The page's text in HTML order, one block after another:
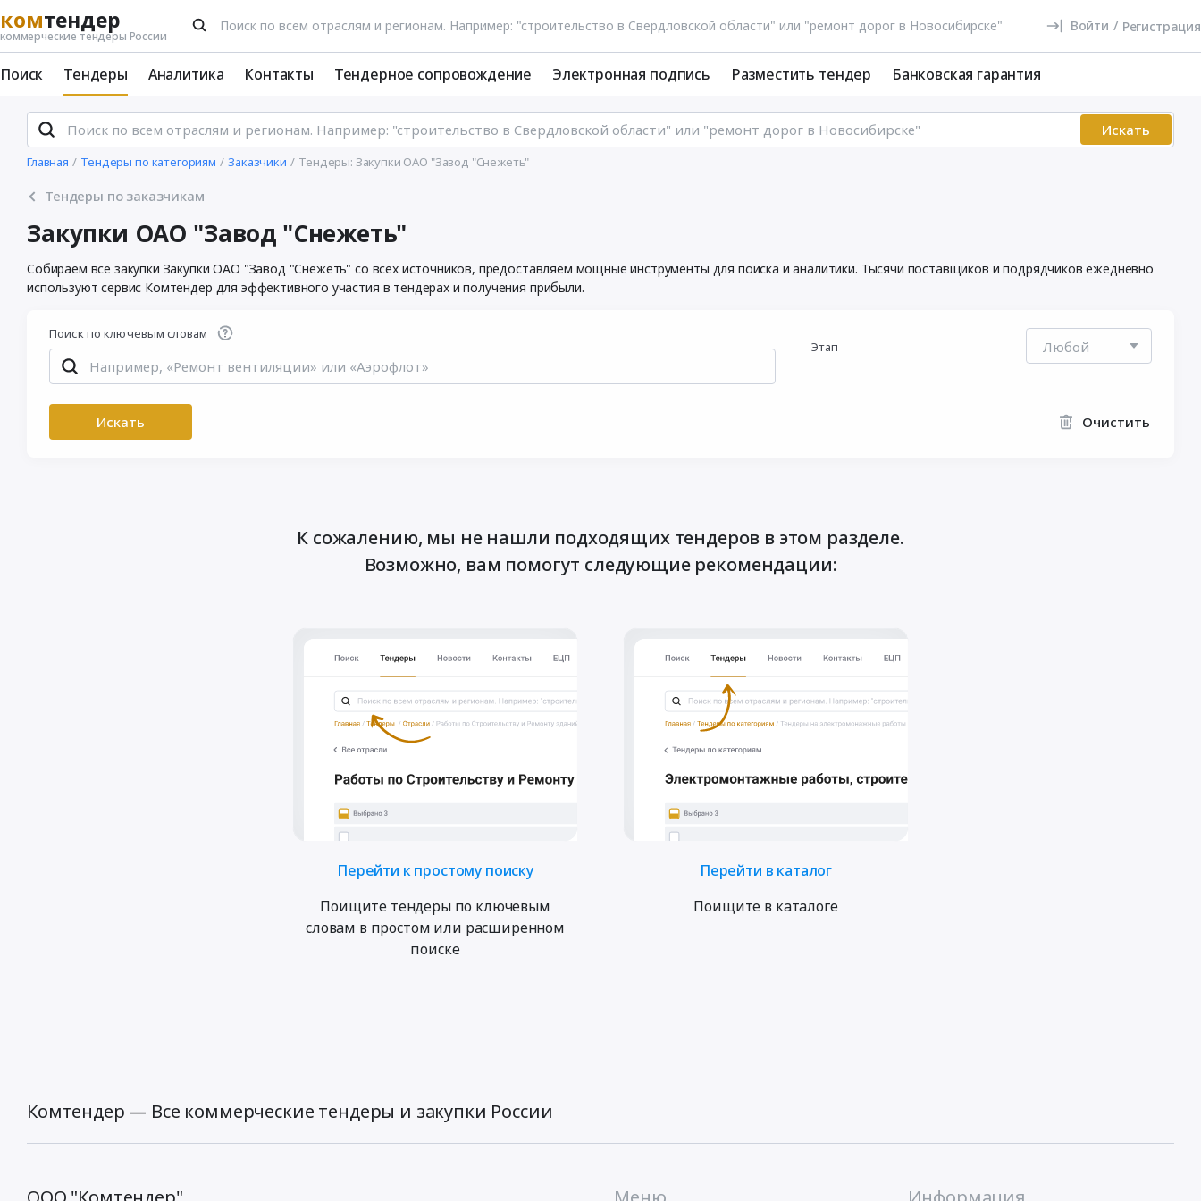
комтендер
коммерческие тендеры России
Войти / Регистрация
Поиск Тендеры Аналитика Контакты Тендерное сопровождение Электронная подпись Разместить тендер Банковская гарантия
Искать
Главная Тендеры по категориям Заказчики Тендеры: Закупки ОАО "Завод "Снежеть"
Тендеры по заказчикам
Закупки ОАО "Завод "Снежеть"
Собираем все закупки Закупки ОАО "Завод "Снежеть" со всех источников, предоставляем мощные инструменты для поиска и аналитики. Тысячи поставщиков и подрядчиков ежедневно
используют сервис Комтендер для эффективного участия в тендерах и получения прибыли.
Поиск по ключевым словам
Этап
Искать Очистить
К сожалению, мы не нашли подходящих тендеров в этом разделе.
Возможно, вам помогут следующие рекомендации:
Перейти к простому поиску
Поищите тендеры по ключевым
словам в простом или расширенном
поиске
Перейти в каталог
Поищите в каталоге
Комтендер — Все коммерческие тендеры и закупки России